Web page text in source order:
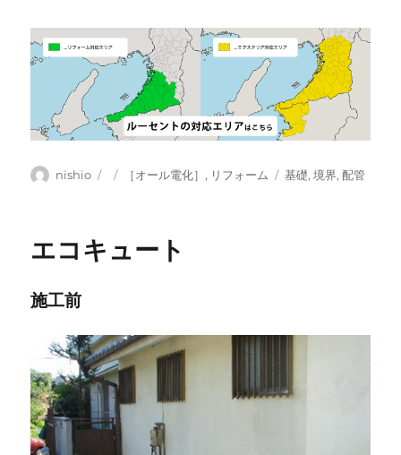
投
nishio
投
カ
ー
［オール電化］ , リフォーム
タ
基礎,境界,配管
エコキュート
施工前